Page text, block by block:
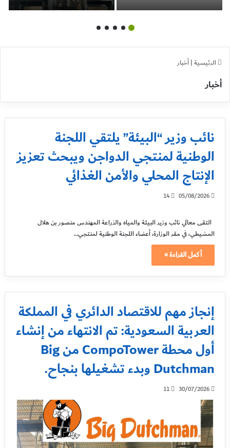
الإنتاج المحلي والأمن
إنشاء أول محطة
الرئيسية|أخبار
أخبار
نائب وزير “البيئة” يلتقي اللجنة
الوطنية لمنتجي الدواجن ويبحث تعزيز
الإنتاج المحلي والأمن الغذائي
05/08/2026
14
التقى معالي نائب وزير البيئة والمياه والزراعة المهندس منصور بن هلال
المشيطي، في مقر الوزارة، أعضاء اللجنة الوطنية لمنتجي…
أكمل القراءة »
إنجاز مهم للاقتصاد الدائري في المملكة
العربية السعودية: تم الانتهاء من إنشاء
أول محطة CompoTower من Big
Dutchman وبدء تشغيلها بنجاح.
30/07/2026
11